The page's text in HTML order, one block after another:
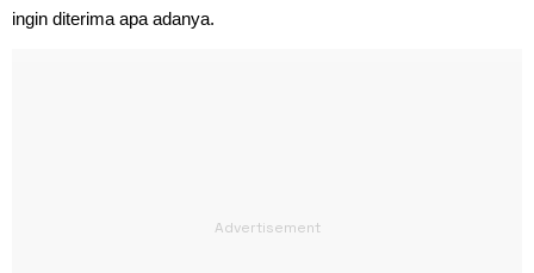
ingin diterima apa adanya.